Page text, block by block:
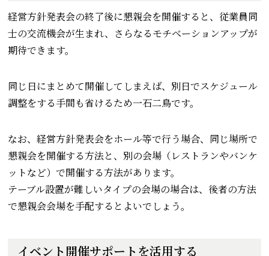
経営方針発表会の終了後に懇親会を開催すると、従業員同
士の交流機会が生まれ、さらなるモチベーションアップが
期待できます。
同じ日にまとめて開催してしまえば、別日でスケジュール
調整をする手間も省けるため一石二鳥です。
なお、経営方針発表会をホール等で行う場合、同じ場所で
懇親会を開催する方法と、別の会場（レストランやバンケ
ットなど）で開催する方法があります。
テーブル設置が難しいタイプの会場の場合は、後者の方法
で懇親会会場を手配するとよいでしょう。
イベント開催サポートを活用する